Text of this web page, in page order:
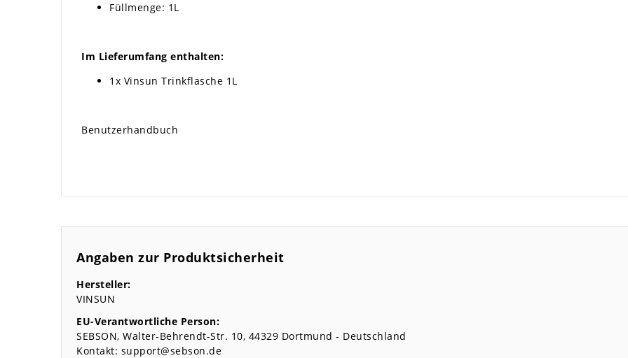
Füllmenge: 1L
Im Lieferumfang enthalten:
1x Vinsun Trinkflasche 1L
Benutzerhandbuch
Angaben zur Produktsicherheit
Hersteller:
VINSUN
EU-Verantwortliche Person:
SEBSON Walter-Behrendt-Str. 10 44329 Dortmund
Deutschland
Kontakt: support@sebson.de